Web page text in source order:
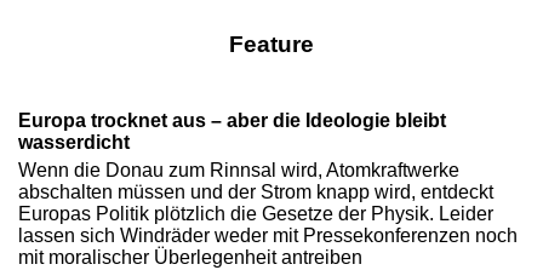
Feature
Europa trocknet aus – aber die Ideologie bleibt
wasserdicht
Wenn die Donau zum Rinnsal wird, Atomkraftwerke
abschalten müssen und der Strom knapp wird, entdeckt
Europas Politik plötzlich die Gesetze der Physik. Leider
lassen sich Windräder weder mit Pressekonferenzen noch
mit moralischer Überlegenheit antreiben